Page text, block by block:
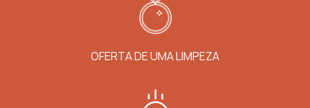
OFERTA DE UMA LIMPEZA